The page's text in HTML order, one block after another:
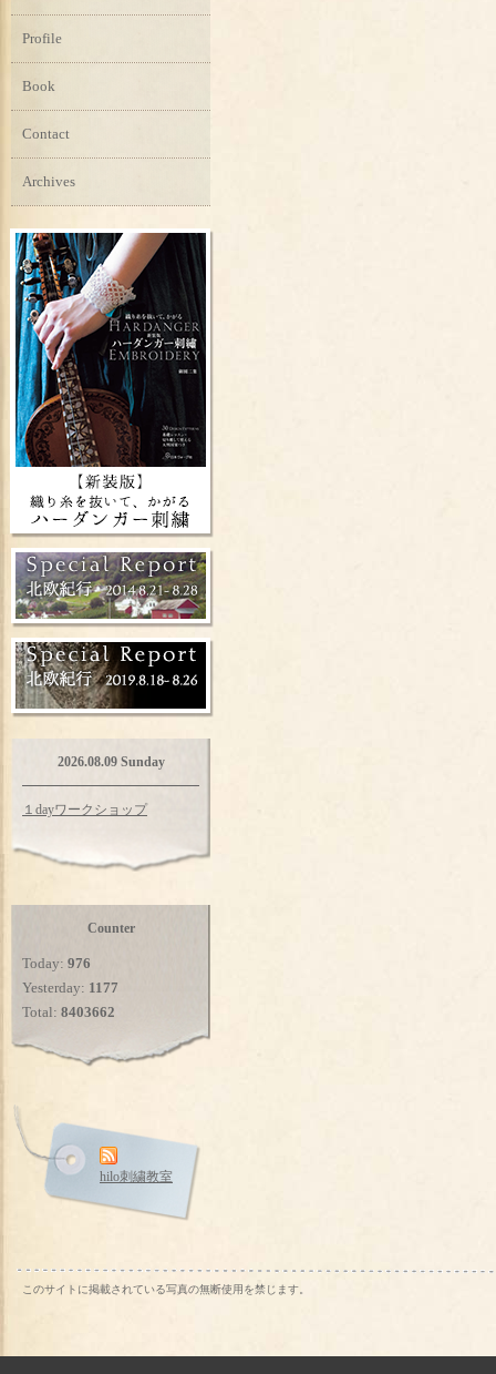
Profile
Book
Contact
Archives
2026.08.09 Sunday
１dayワークショップ
Counter
Today: 976
Yesterday: 1177
Total: 8403662
hilo刺繍教室
このサイトに掲載されている写真の無断使用を禁じます。